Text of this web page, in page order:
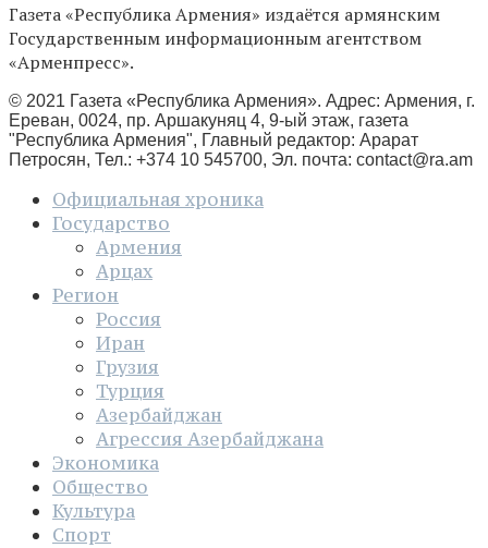
Газета «Республика Армения» издаётся армянским
Государственным информационным агентством
«Арменпресс».
© 2021 Газета «Республика Армения». Адрес: Армения, г.
Ереван, 0024, пр. Аршакуняц 4, 9-ый этаж, газета
"Республика Армения", Главный редактор: Арарат
Петросян, Тел.: +374 10 545700, Эл. почта: contact@ra.am
Официальная хроника
Государство
Армения
Арцах
Регион
Россия
Иран
Грузия
Турция
Азербайджан
Агрессия Азербайджана
Экономика
Общество
Культура
Спорт